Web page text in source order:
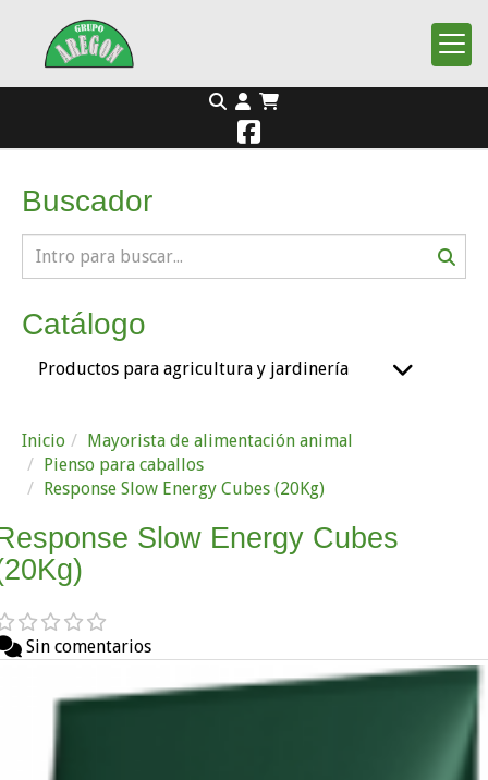
Buscador
Catálogo
Productos para agricultura y jardinería
Inicio
Mayorista de alimentación animal
Pienso para caballos
Response Slow Energy Cubes (20Kg)
Slow Energy Cubes
Sin comentarios